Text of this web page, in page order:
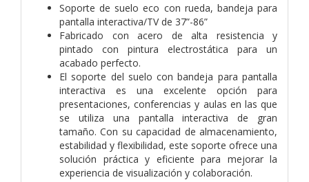
Soporte de suelo eco con rueda, bandeja para
pantalla interactiva/TV de 37”-86”
Fabricado con acero de alta resistencia y
pintado con pintura electrostática para un
acabado perfecto.
El soporte del suelo con bandeja para pantalla
interactiva es una excelente opción para
presentaciones, conferencias y aulas en las que
se utiliza una pantalla interactiva de gran
tamaño. Con su capacidad de almacenamiento,
estabilidad y flexibilidad, este soporte ofrece una
solución práctica y eficiente para mejorar la
experiencia de visualización y colaboración.